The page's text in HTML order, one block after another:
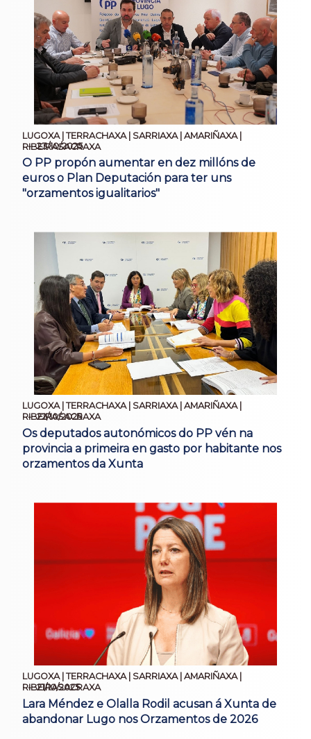
LUGOXA | TERRACHAXA | SARRIAXA | AMARIÑAXA |
RIBEIRASACRAXA
23/10/2025
O PP propón aumentar en dez millóns de
euros o Plan Deputación para ter uns
"orzamentos igualitarios"
LUGOXA | TERRACHAXA | SARRIAXA | AMARIÑAXA |
RIBEIRASACRAXA
22/10/2025
Os deputados autonómicos do PP vén na
provincia a primeira en gasto por habitante nos
orzamentos da Xunta
LUGOXA | TERRACHAXA | SARRIAXA | AMARIÑAXA |
RIBEIRASACRAXA
21/10/2025
Lara Méndez e Olalla Rodil acusan á Xunta de
abandonar Lugo nos Orzamentos de 2026